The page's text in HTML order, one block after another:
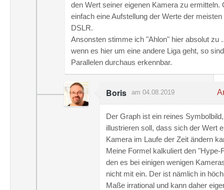
den Wert seiner eigenen Kamera zu ermitteln.
einfach eine Aufstellung der Werte der meisten
DSLR.
Ansonsten stimme ich "Ahlon" hier absolut zu
wenn es hier um eine andere Liga geht, so
Parallelen durchaus erkennbar.
Boris am 04.08.2019
Der Graph ist ein reines
illustrieren soll, dass sich der Wert
Kamera im Laufe der Zeit ändern
Meine Formel kalkuliert den "Hype-
den es bei einigen wenigen
nicht mit ein. Der ist nämlich in
Maße irrational und kann daher